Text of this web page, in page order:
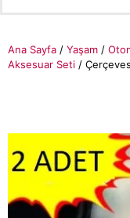
Ana Sayfa / Yaşam /
Aksesuar Seti /